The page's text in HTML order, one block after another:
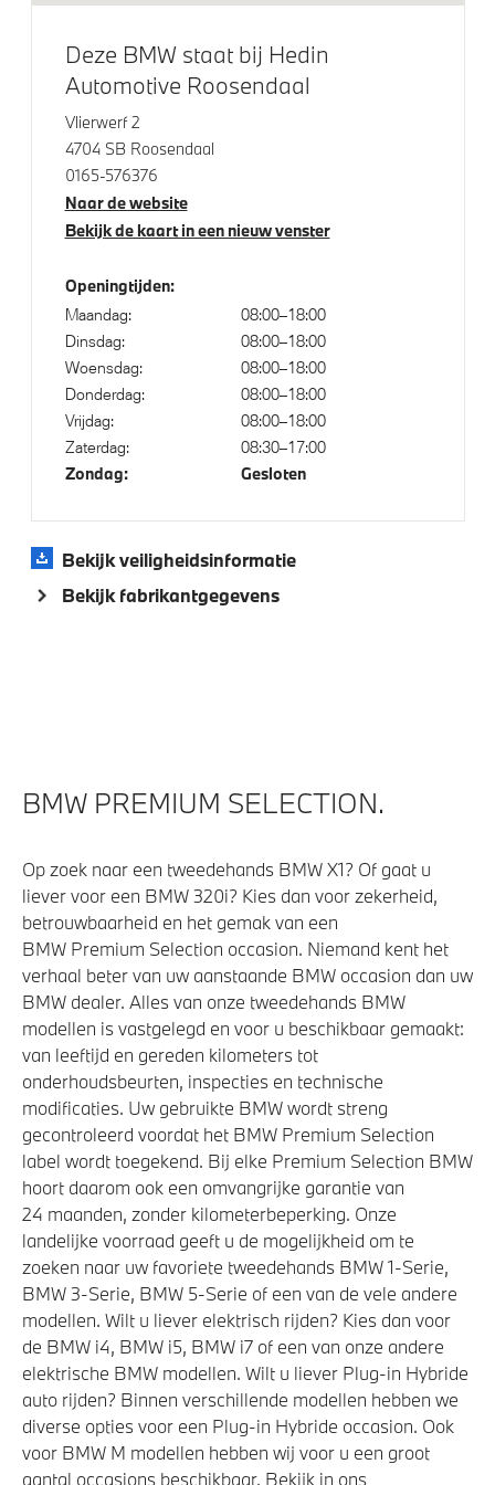
Comfort Access
Buitenspiegels elektrisch inklapbaar
High-beam assistant
Bandenspanningsweergavesysteem
Cruise control
bestuurderzijde
Driving Assistant Professional
Draadloos oplaadstation
Parking Assistant
Regensensor
Achteruitrijcamera
Aandrijving en onderstel
Automatische 8-traps Steptronic sporttransmissie
Laadkabel (Mode 3, 11kW)
Veiligheid
Elektronisch Stabiliteits Programma
Akoestische waarschuwing voor voetgangers
Airbag bestuurder
Park Distance Control (PDC) voor en achter
Deactiverings mogelijkheid voorpassagiersairbag
Actieve Voetgangersbescherming
Deze BMW staat bij Hedin
Automotive Roosendaal
Vlierwerf 2
4704 SB Roosendaal
0165-576376
Naar de website
Bekijk de kaart in een nieuw venster
Openingtijden:
Maandag:
08:00–18:00
Dinsdag:
08:00–18:00
Woensdag:
08:00–18:00
Donderdag:
08:00–18:00
Vrijdag:
08:00–18:00
Zaterdag:
08:30–17:00
Zondag: Gesloten
Bekijk veiligheidsinformatie
Bekijk fabrikantgegevens
BMW PREMIUM SELECTION.
Op zoek naar een tweedehands BMW X1? Of gaat u
liever voor een BMW 320i? Kies dan voor zekerheid,
betrouwbaarheid en het gemak van een
BMW Premium Selection occasion. Niemand kent het
verhaal beter van uw aanstaande BMW occasion dan uw
BMW dealer. Alles van onze tweedehands BMW
modellen is vastgelegd en voor u beschikbaar gemaakt:
van leeftijd en gereden kilometers tot
onderhoudsbeurten, inspecties en technische
modificaties. Uw gebruikte BMW wordt streng
gecontroleerd voordat het BMW Premium Selection
label wordt toegekend. Bij elke Premium Selection BMW
hoort daarom ook een omvangrijke garantie van
24 maanden, zonder kilometerbeperking. Onze
landelijke voorraad geeft u de mogelijkheid om te
zoeken naar uw favoriete tweedehands BMW 1-Serie,
BMW 3-Serie, BMW 5-Serie of een van de vele andere
modellen. Wilt u liever elektrisch rijden? Kies dan voor
de BMW i4, BMW i5, BMW i7 of een van onze andere
elektrische BMW modellen. Wilt u liever Plug-in Hybride
auto rijden? Binnen verschillende modellen hebben we
diverse opties voor een Plug-in Hybride occasion. Ook
voor BMW M modellen hebben wij voor u een groot
aantal occasions beschikbaar. Bekijk in ons